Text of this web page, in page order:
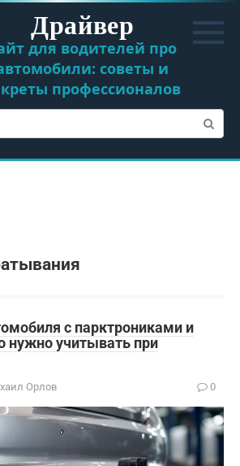
Драйвер
для водителей про
советы и
профессионалов
с парктрониками и
нужно учитывать при
Орлов 0